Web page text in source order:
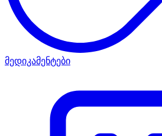
მედიკამენტები